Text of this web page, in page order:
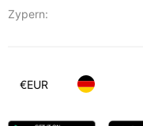
Zypern:
€EUR